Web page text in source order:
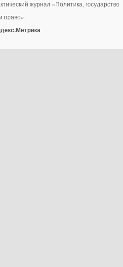
журнал «Политика, государство
право».